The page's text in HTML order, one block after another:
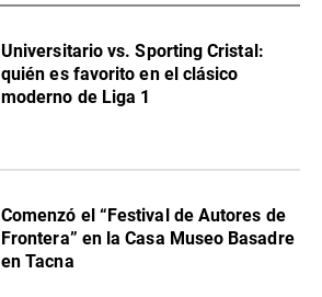
Universitario vs. Sporting Cristal:
quién es favorito en el clásico
moderno de Liga 1
Comenzó el “Festival de Autores de
Frontera” en la Casa Museo Basadre
en Tacna